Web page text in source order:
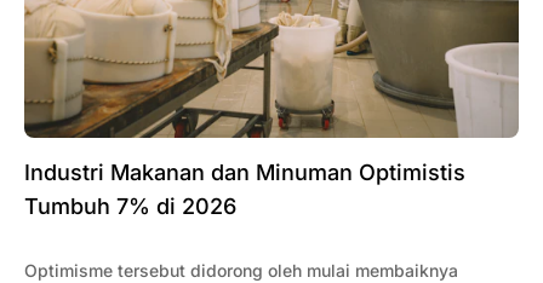
Industri Makanan dan Minuman Optimistis
Tumbuh 7% di 2026
Optimisme tersebut didorong oleh mulai membaiknya